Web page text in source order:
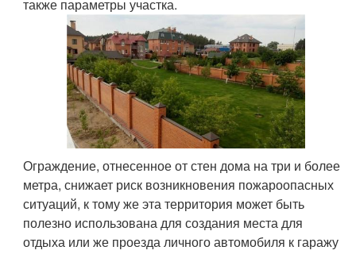
также параметры участка.
Ограждение, отнесенное от стен дома на три и более
метра, снижает риск возникновения пожароопасных
ситуаций, к тому же эта территория может быть
полезно использована для создания места для
отдыха или же проезда личного автомобиля к гаражу